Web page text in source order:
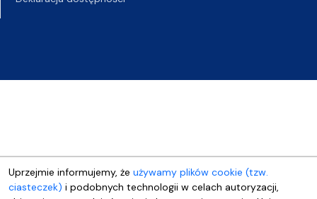
Uprzejmie informujemy, że używamy plików cookie (tzw.
ciasteczek) i podobnych technologii w celach autoryzacji,